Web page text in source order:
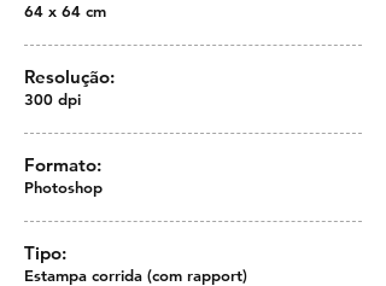
64 x 64 cm
Resolução:
300 dpi
Formato:
Photoshop
Tipo:
Estampa corrida (com rapport)